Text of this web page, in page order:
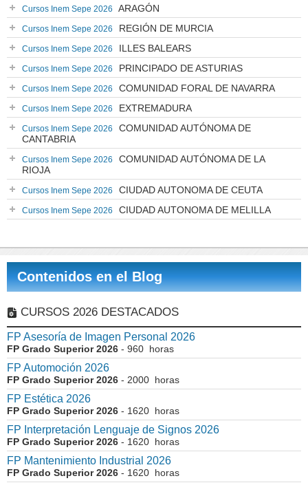
Cursos Inem Sepe 2026 ARAGÓN
Cursos Inem Sepe 2026 REGIÓN DE MURCIA
Cursos Inem Sepe 2026 ILLES BALEARS
Cursos Inem Sepe 2026 PRINCIPADO DE ASTURIAS
Cursos Inem Sepe 2026 COMUNIDAD FORAL DE NAVARRA
Cursos Inem Sepe 2026 EXTREMADURA
Cursos Inem Sepe 2026
COMUNIDAD AUTÓNOMA DE
CANTABRIA
Cursos Inem Sepe 2026
COMUNIDAD AUTÓNOMA DE LA
RIOJA
Cursos Inem Sepe 2026 CIUDAD AUTONOMA DE CEUTA
Cursos Inem Sepe 2026 CIUDAD AUTONOMA DE MELILLA
Contenidos en el Blog
CURSOS 2026 DESTACADOS
FP Asesoría de Imagen Personal 2026
FP Grado Superior 2026 - 960 horas
FP Automoción 2026
FP Grado Superior 2026 - 2000 horas
FP Estética 2026
FP Grado Superior 2026 - 1620 horas
FP Interpretación Lenguaje de Signos 2026
FP Grado Superior 2026 - 1620 horas
FP Mantenimiento Industrial 2026
FP Grado Superior 2026 - 1620 horas